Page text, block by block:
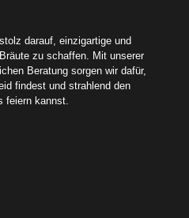
darauf, einzigartige und
zu schaffen. Mit unserer
Beratung sorgen wir dafür,
findest und strahlend den
feiern kannst.